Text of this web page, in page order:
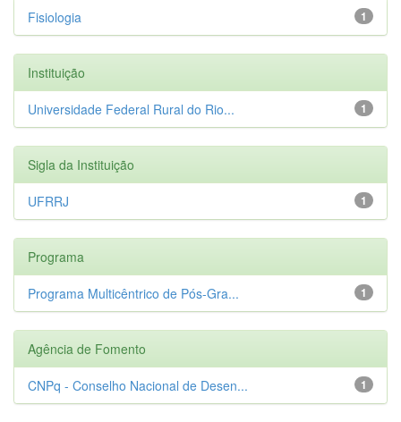
1
Fisiologia
Instituição
1
Universidade Federal Rural do Rio...
Sigla da Instituição
1
UFRRJ
Programa
1
Programa Multicêntrico de Pós-Gra...
Agência de Fomento
1
CNPq - Conselho Nacional de Desen...